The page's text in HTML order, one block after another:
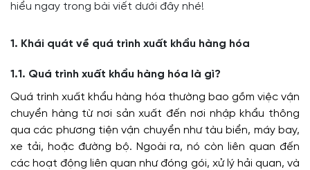
hiểu ngay trong bài viết dưới đây nhé!
1. Khái quát về quá trình xuất khẩu hàng hóa
1.1. Quá trình xuất khẩu hàng hóa là gì?
Quá trình xuất khẩu hàng hóa thường bao gồm việc vận
chuyển hàng từ nơi sản xuất đến nơi nhập khẩu thông
qua các phương tiện vận chuyển như tàu biển, máy bay,
xe tải, hoặc đường bộ. Ngoài ra, nó còn liên quan đến
các hoạt động liên quan như đóng gói, xử lý hải quan, và